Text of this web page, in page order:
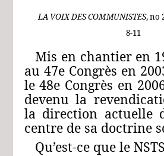
LA VOIXDESCOMMUNISTES, no
8-11
Mis en chantier en
au 47e Congrès en
le 48e Congrès en
devenu la
la direction actuelle
centre de sa doctrine
Qu’est‑ce que le